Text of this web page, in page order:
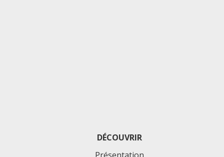
DÉCOUVRIR